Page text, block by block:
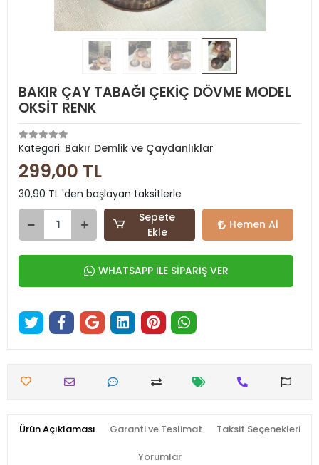
BAKIR ÇAY TABAĞI ÇEKİÇ DÖVME MODEL
OKSİT RENK
Kategori: Bakır Demlik ve Çaydanlıklar
299,00 TL
30,90 TL 'den başlayan taksitlerle
Sepete
Ekle
Hemen Al
WHATSAPP İLE SİPARİŞ VER
Ürün Açıklaması Garanti ve Teslimat Taksit Seçenekleri
Yorumlar